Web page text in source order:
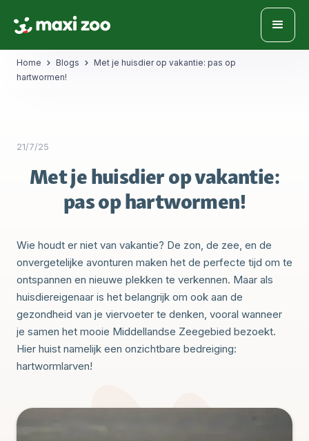
Home Blogs
Met je huisdier op vakantie: pas op
hartwormen!
21/7/25
Met je huisdier op vakantie:
pas op hartwormen!
Wie houdt er niet van vakantie? De zon, de zee, en de
onvergetelijke avonturen maken het de perfecte tijd om te
ontspannen en nieuwe plekken te verkennen. Maar als
huisdiereigenaar is het belangrijk om ook aan de
gezondheid van je viervoeter te denken, vooral wanneer
je samen het mooie Middellandse Zeegebied bezoekt.
Hier huist namelijk een onzichtbare bedreiging:
hartwormlarven!